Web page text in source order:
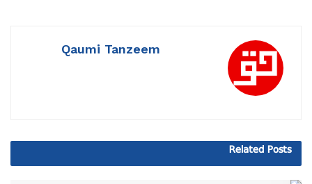
Qaumi Tanzeem
Related Posts